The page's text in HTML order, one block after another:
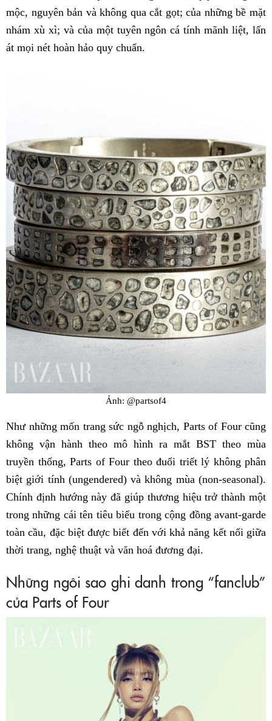
mộc, nguyên bản và không qua cắt gọt; của những bề mặt
nhám xù xì; và của một tuyên ngôn cá tính mãnh liệt, lấn
át mọi nét hoàn hảo quy chuẩn.
Ảnh: @partsof4
Như những mốn trang sức ngỗ nghịch, Parts of Four cũng
không vận hành theo mô hình ra mắt BST theo mùa
truyền thống, Parts of Four theo đuổi triết lý không phân
biệt giới tính (ungendered) và không mùa (non-seasonal).
Chính định hướng này đã giúp thương hiệu trở thành một
trong những cái tên tiêu biểu trong cộng đồng avant-garde
toàn cầu, đặc biệt được biết đến với khả năng kết nối giữa
thời trang, nghệ thuật và văn hoá đương đại.
Những ngôi sao ghi danh trong “fanclub”
của Parts of Four